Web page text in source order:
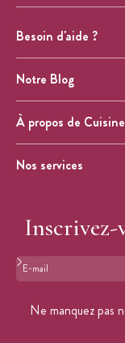
Besoin d'aide ?
Notre Blog
À propos de
Nos services
Inscrivez-
Format :
Ne manquez pas